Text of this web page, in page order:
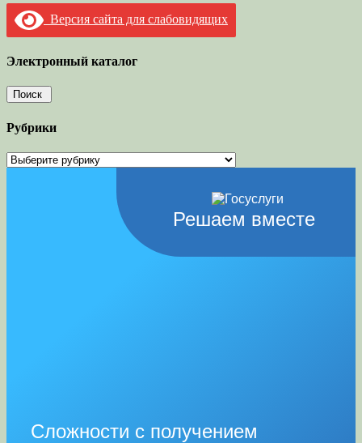
Версия сайта для слабовидящих
Электронный каталог
Рубрики
Рубрики
Решаем вместе
Сложности с получением